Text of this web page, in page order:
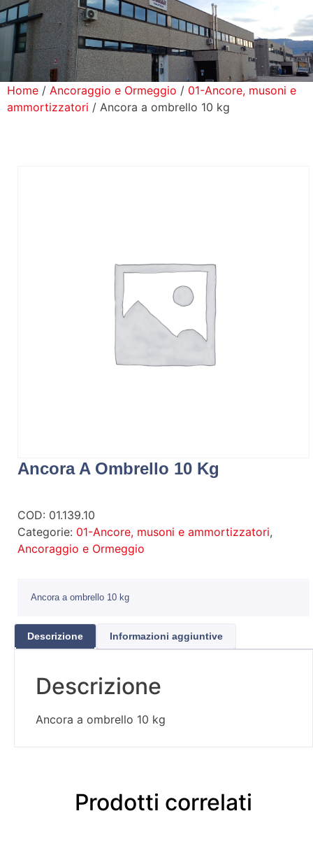
Prodotti
Home / Ancoraggio e Ormeggio / 01-Ancore, musoni e
ammortizzatori / Ancora a ombrello 10 kg
Ancora A Ombrello 10 Kg
COD: 01.139.10
Categorie: 01-Ancore, musoni e ammortizzatori,
Ancoraggio e Ormeggio
Ancora a ombrello 10 kg
Descrizione Informazioni aggiuntive
Descrizione
Ancora a ombrello 10 kg
Prodotti correlati